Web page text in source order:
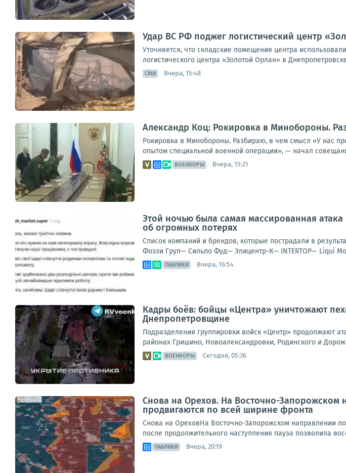
Удар ВС РФ поджег логистический центр
Уточняется, что складские помещения центра
логистического центра «Золотой Орлан» в
СМИ Вчера, 15:48
Александр Коц: Рокировка в Минобороны.
Рокировка в Минобороны. Разбираю, в чем смысл «У нас
опытом специальной военной операции», — начал
ВОЕНКОРЫ Вчера, 15:21
Этой ночью была самая массированная
об огромных потерях
Список компаний и брендов, которые пострадали в
Фоззи Груп— Сильпо Фуд— Эпицентр-К— INTERTOP— Liqui
ПАБЛИКИ Вчера, 16:54
Кадры боёв: бойцы «Центра» уничтожают
Днепропетровщине
Подразделения группировки войск «Центр» продолжают
районах Гришино, Новоалександровки, Родинского и
ВОЕНКОРЫ Сегодня, 05:36
Снова на Орехов. На Восточно-Запорожском
продвигаются по всей ширине фронта
Снова на ОреховНа Восточно-Запорожском направлении
после продолжительного наступления пауза позволила
ПАБЛИКИ Вчера, 20:19